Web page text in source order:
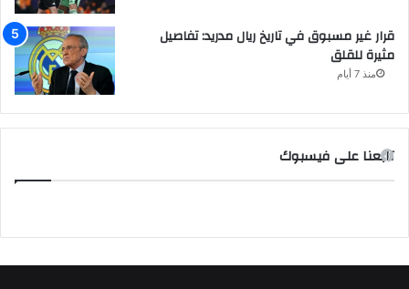
قرار غير مسبوق في تاريخ ريال مدريد: تفاصيل
مثيرة للقلق
منذ 7 أيام
تابعنا على فيسبوك